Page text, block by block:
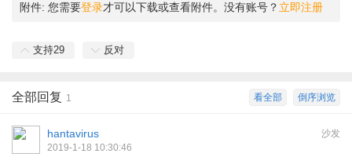
附件: 您需要登录才可以下载或查看附件。没有账号？ 立即注册
支持29 反对
倒序浏览
看全部
全部回复 1
沙发
hantavirus
2019-1-18 10:30:46